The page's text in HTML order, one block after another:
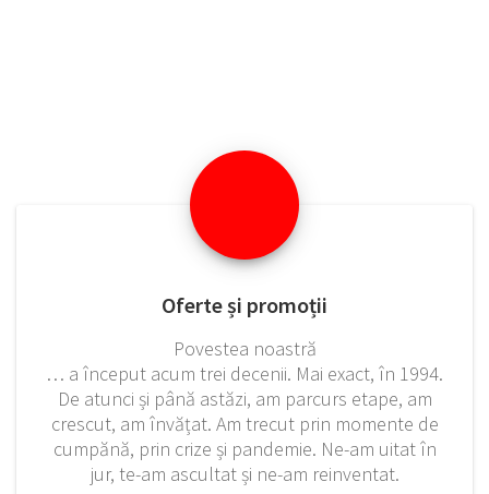
Oferte și promoții
Povestea noastră
… a început acum trei decenii. Mai exact, în 1994.
De atunci și până astăzi, am parcurs etape, am
crescut, am învățat. Am trecut prin momente de
cumpănă, prin crize și pandemie. Ne-am uitat în
jur, te-am ascultat și ne-am reinventat.